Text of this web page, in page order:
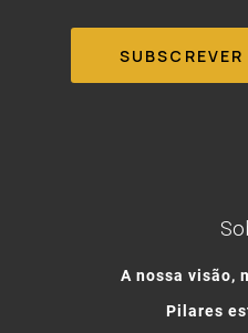
A nossa visão,
Pilares